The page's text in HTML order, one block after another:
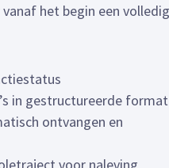
het begin een
in gestructureerde
ontvangen en